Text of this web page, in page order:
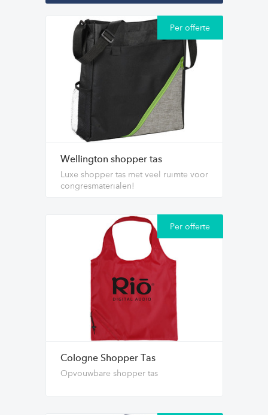
Per offerte
Wellington shopper tas
Luxe shopper tas met veel ruimte voor
congresmaterialen!
Per offerte
Cologne Shopper Tas
Opvouwbare shopper tas